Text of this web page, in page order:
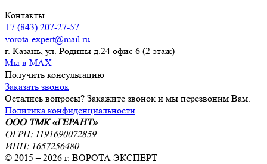
Контакты
+7 (843) 207-27-57
vorota-expert@mail.ru
г. Казань, ул. Родины д.24 офис 6 (2 этаж)
Мы в MAX
Получить консультацию
Заказать звонок
Остались вопросы? Закажите звонок и мы перезвоним Вам.
Политика конфиденциальности
ООО ТМК «ГЕРАНТ»
ОГРН: 1191690072859
ИНН: 1657256480
© 2015 – 2026 г. ВОРОТА ЭКСПЕРТ